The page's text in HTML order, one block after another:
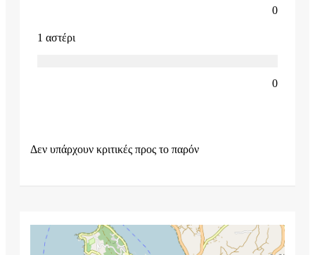
0
1 αστέρι
0
Δεν υπάρχουν κριτικές προς το παρόν